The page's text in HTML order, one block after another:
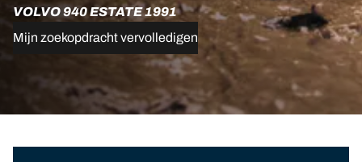
VOLVO 940 ESTATE 1991
Mijn zoekopdracht vervolledigen